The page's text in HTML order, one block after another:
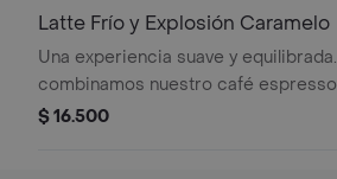
deshacen en tu boca.
Latte Frío y Explosión Caramelo
Una experiencia suave y equilibrada.
combinamos nuestro café espresso
de especialidad con leche fría
$ 16.500